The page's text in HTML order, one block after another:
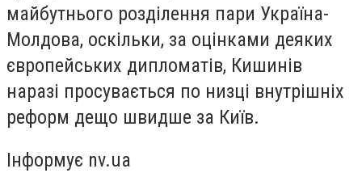
майбутнього розділення пари Україна-
Молдова, оскільки, за оцінками деяких
європейських дипломатів, Кишинів
наразі просувається по низці внутрішніх
реформ дещо швидше за Київ.
Інформує nv.ua